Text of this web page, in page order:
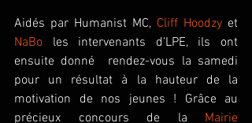
Aidés par Humanist MC, Cliff Hoodzy
NaBo les intervenants d'LPE, ils ont
ensuite donné  rendez-vous la samedi
pour un résultat à la hauteur de la
motivation de nos jeunes ! Grâce au
précieux concours de la Mairie